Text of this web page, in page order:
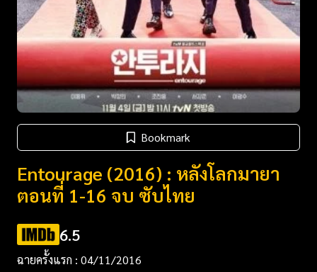
Bookmark
Entourage (2016) : หลังโลกมายา
ตอนที่ 1-16 จบ ซับไทย
6.5
ฉายครั้งแรก : 04/11/2016